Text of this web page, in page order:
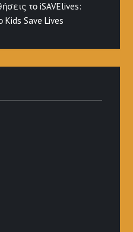
το iSAVElives:
Save Lives